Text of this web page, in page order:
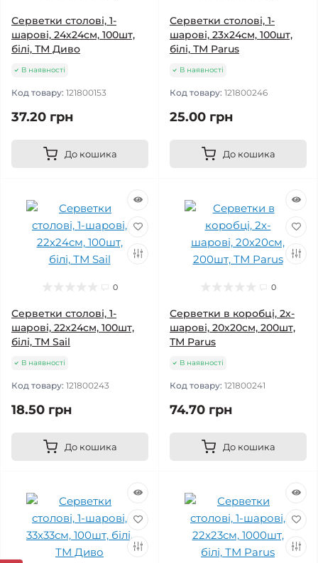
Серветки столові, 1-
шарові, 24х24см, 100шт,
білі, ТМ Диво
В наявності
Код товару: 121800153
37.20 грн
До кошика
Серветки столові, 1-
шарові, 23х24см, 100шт,
білі, ТМ Parus
В наявності
Код товару: 121800246
25.00 грн
До кошика
0
Серветки столові, 1-
шарові, 22х24см, 100шт,
білі, ТМ Sail
В наявності
Код товару: 121800243
18.50 грн
До кошика
0
Серветки в коробці, 2х-
шарові, 20х20см, 200шт,
ТМ Parus
В наявності
Код товару: 121800241
74.70 грн
До кошика